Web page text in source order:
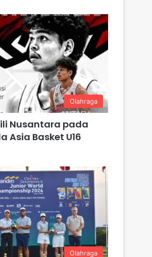
Olahraga
Nusantara pada
Asia Basket U16
Olahraga